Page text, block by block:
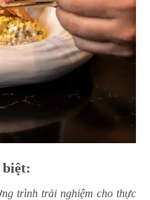
trình trải nghiệm cho thực